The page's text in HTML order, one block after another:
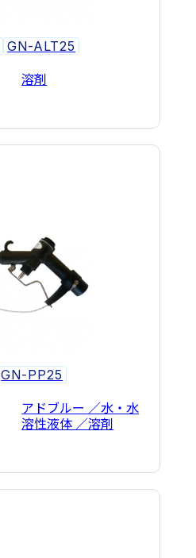
GN-ALT25
溶剤
GN-PP25
アドブルー ／水・水
溶性液体 ／溶剤